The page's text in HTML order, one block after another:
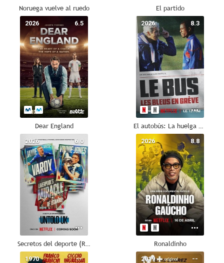
Noruega vuelve al ruedo El partido
6.5
2026
Dear England
8.3
2026
El autobús: La huelga de la selección francesa
6.0
2026
Secretos del deporte (Reino Unido)
8.8
2026
Ronaldinho
--
1970 --
2019